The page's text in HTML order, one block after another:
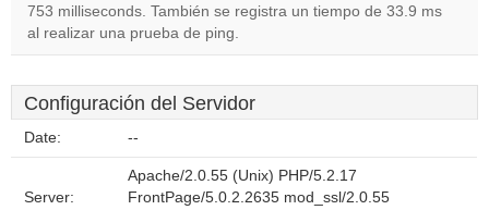
753 milliseconds. También se registra un tiempo de 33.9 ms
al realizar una prueba de ping.
Configuración del Servidor
Date: --
Server:
Apache/2.0.55 (Unix) PHP/5.2.17
FrontPage/5.0.2.2635 mod_ssl/2.0.55